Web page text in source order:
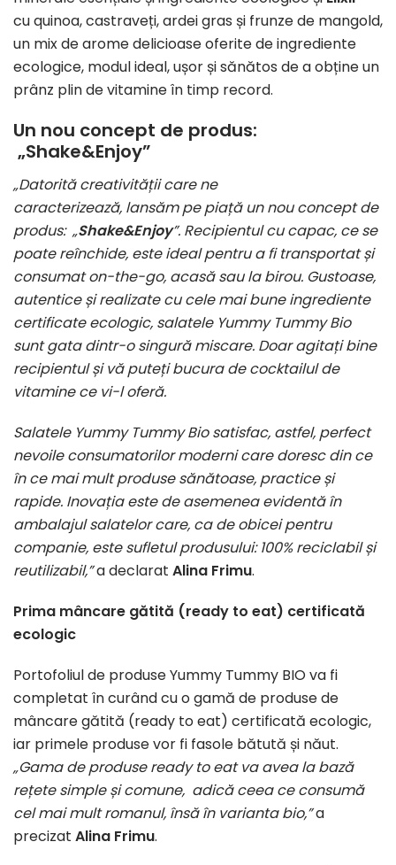
cu quinoa, castraveți, ardei gras și frunze de mangold,
un mix de arome delicioase oferite de ingrediente
ecologice, modul ideal, ușor și sănătos de a obține un
prânz plin de vitamine în timp record.
Un nou concept de produs:
„Shake&Enjoy”
„Datorită creativității care ne
caracterizează, lansăm pe piață un nou concept de
produs: „Shake&Enjoy”. Recipientul cu capac, ce se
poate reînchide, este ideal pentru a fi transportat și
consumat on-the-go, acasă sau la birou. Gustoase,
autentice și realizate cu cele mai bune ingrediente
certificate ecologic, salatele Yummy Tummy Bio
sunt gata dintr-o singură miscare. Doar agitați bine
recipientul și vă puteți bucura de cocktailul de
vitamine ce vi-l oferă.
Salatele Yummy Tummy Bio satisfac, astfel, perfect
nevoile consumatorilor moderni care doresc din ce
în ce mai mult produse sănătoase, practice și
rapide. Inovația este de asemenea evidentă în
ambalajul salatelor care, ca de obicei pentru
companie, este sufletul produsului: 100% reciclabil și
reutilizabil,”a declarat Alina Frimu.
Prima mâncare gătită (ready to eat) certificată
ecologic
Portofoliul de produse Yummy Tummy BIO va fi
completat în curând cu o gamă de produse de
mâncare gătită (ready to eat) certificată ecologic,
iar primele produse vor fi fasole bătută și năut.
„Gama de produse ready to eat va avea la bază
rețete simple și comune, adică ceea ce consumă
cel mai mult romanul, însă în varianta bio,”a
precizat Alina Frimu.